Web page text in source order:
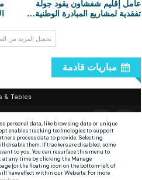
عامل إقليم شفشاون يقود جولة
تفقدية لمشاريع المبادرة الوطنية…
تحميل المزيد من
مباريات قادمة